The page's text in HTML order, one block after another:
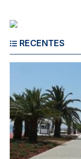
RECENTES